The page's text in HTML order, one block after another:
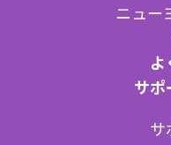
ニュー
サポ
サ